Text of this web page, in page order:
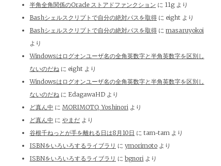
半角全角関係のOracle ストアドファンクション に 11g より
Bashシェルスクリプトで自分の絶対パスを取得 に eight より
Bashシェルスクリプトで自分の絶対パスを取得 に masaruyokoi
より
Windowsはログオンユーザ名の全角英数字と半角英数字を区別し
ないのだね に eight より
Windowsはログオンユーザ名の全角英数字と半角英数字を区別し
ないのだね に EdagawaHD より
ど真ん中 に MORIMOTO, Yoshinori より
ど真ん中 に やまだ より
谷根千ねっとが手を離れる日は8月10日 に tam-tam より
ISBNをいろいろするライブラリ に ymorimoto より
ISBNをいろいろするライブラリ に bgnori より